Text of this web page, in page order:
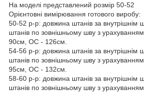
На моделі представлений розмір 50-52
Орієнтовні вимірювання готового виробу:
50-52 р-р: довжина штанів за
штанів по зовнішньому шву з
90см, ОС - 126см.
54-56 р-р: довжина штанів за
штанів по зовнішньому шву з
95см, ОС - 132см.
58-60 р-р: довжина штанів за
штанів по зовнішньому шву з